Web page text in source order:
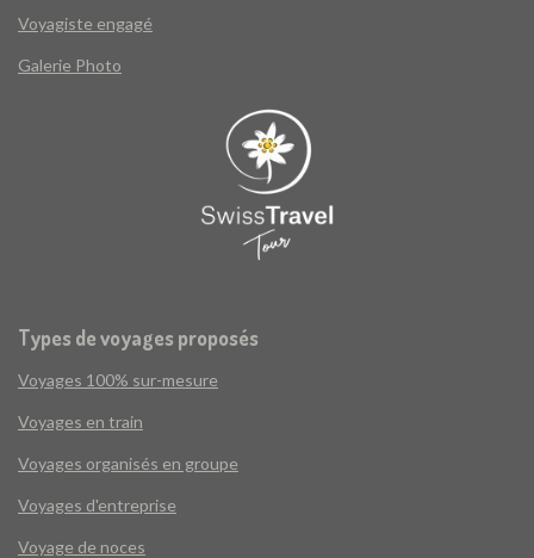
Voyagiste engagé
Galerie Photo
Types de voyages proposés
Voyages 100% sur-mesure
Voyages en train
Voyages organisés en groupe
Voyages d'entreprise
Voyage de noces